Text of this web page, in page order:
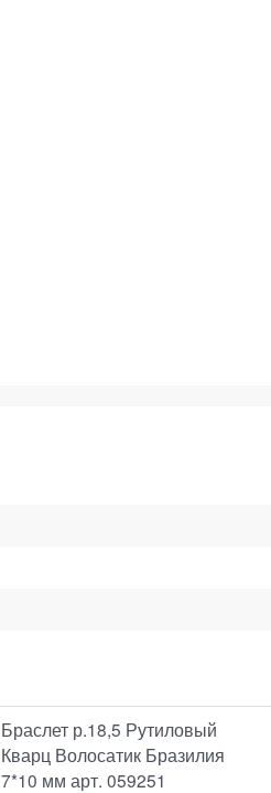
Браслет р.18,5 Рутиловый
Кварц Волосатик Бразилия
7*10 мм арт. 059251